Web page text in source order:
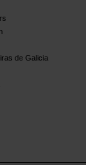
de Galicia